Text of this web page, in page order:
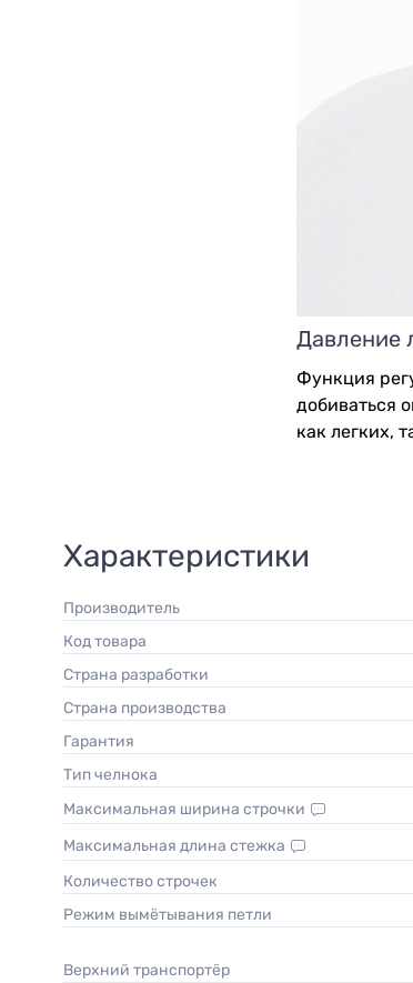
Давление
Функция
добиваться
как легких,
Характеристики
Производитель
Код товара
Страна разработки
Страна производства
Гарантия
Тип челнока
Максимальная ширина строчки
Максимальная длина стежка
Количество строчек
Режим вымётывания петли
Верхний транспортёр